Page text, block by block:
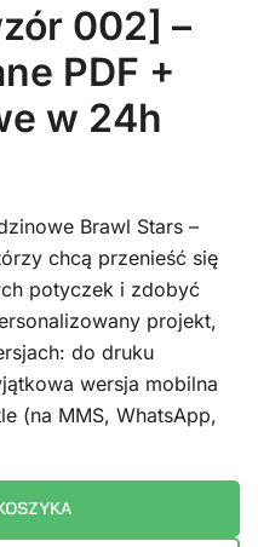
002] –
PDF +
w 24h
zł.
Brawl Stars –
chcą przenieść się
potyczek i zdobyć
projekt,
do druku
wersja mobilna
(na MMS, WhatsApp,